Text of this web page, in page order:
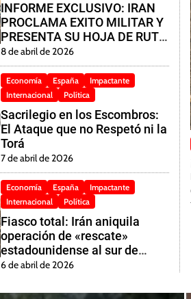
INFORME EXCLUSIVO: IRAN
PROCLAMA EXITO MILITAR Y
PRESENTA SU HOJA DE RUTA
PARA LA CAPITULACION DE
EE. UU.
8 de abril de 2026
Economía España
Impactante
Internacional
Política
Sacrilegio en los Escombros:
El Ataque que no Respetó ni la
Torá
7 de abril de 2026
Economía España
Impactante
Internacional
Política
Fiasco total: Irán aniquila
operación de «rescate»
estadounidense al sur de
Isfahán
6 de abril de 2026